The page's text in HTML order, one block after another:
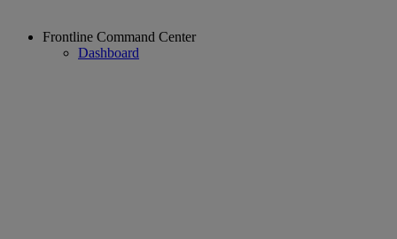
Frontline Command Center
Dashboard